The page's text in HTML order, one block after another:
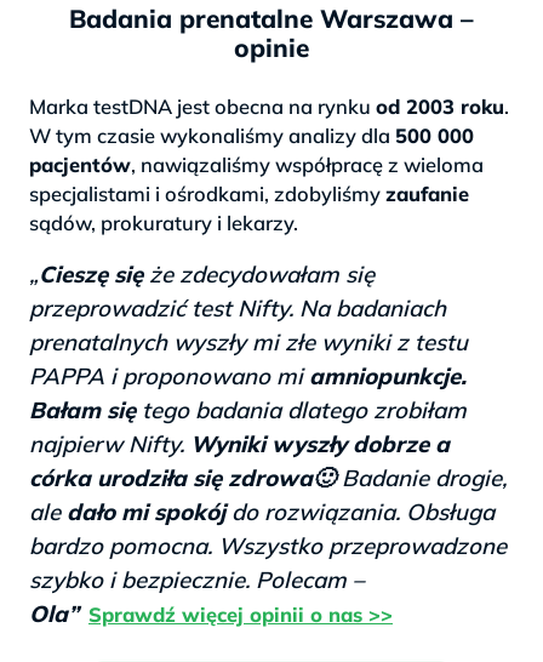
Badania prenatalne Warszawa –
opinie
Marka testDNA jest obecna na rynku od 2003 roku.
W tym czasie wykonaliśmy analizy dla 500 000
pacjentów, nawiązaliśmy współpracę z wieloma
specjalistami i ośrodkami, zdobyliśmyzaufanie
sądów, prokuratury i lekarzy.
„Cieszę sięże zdecydowałam się
przeprowadzić test Nifty. Na badaniach
prenatalnych wyszły mi złe wyniki z testu
PAPPA i proponowano miamniopunkcje.
Bałam siętego badania dlatego zrobiłam
najpierw Nifty. Wyniki wyszły dobrze a
córka urodziła się zdrowa🙂 Badanie drogie,
ale dało mi spokójdo rozwiązania. Obsługa
bardzo pomocna. Wszystko przeprowadzone
szybko i bezpiecznie. Polecam –
Ola” Sprawdź więcej opinii o nas >>